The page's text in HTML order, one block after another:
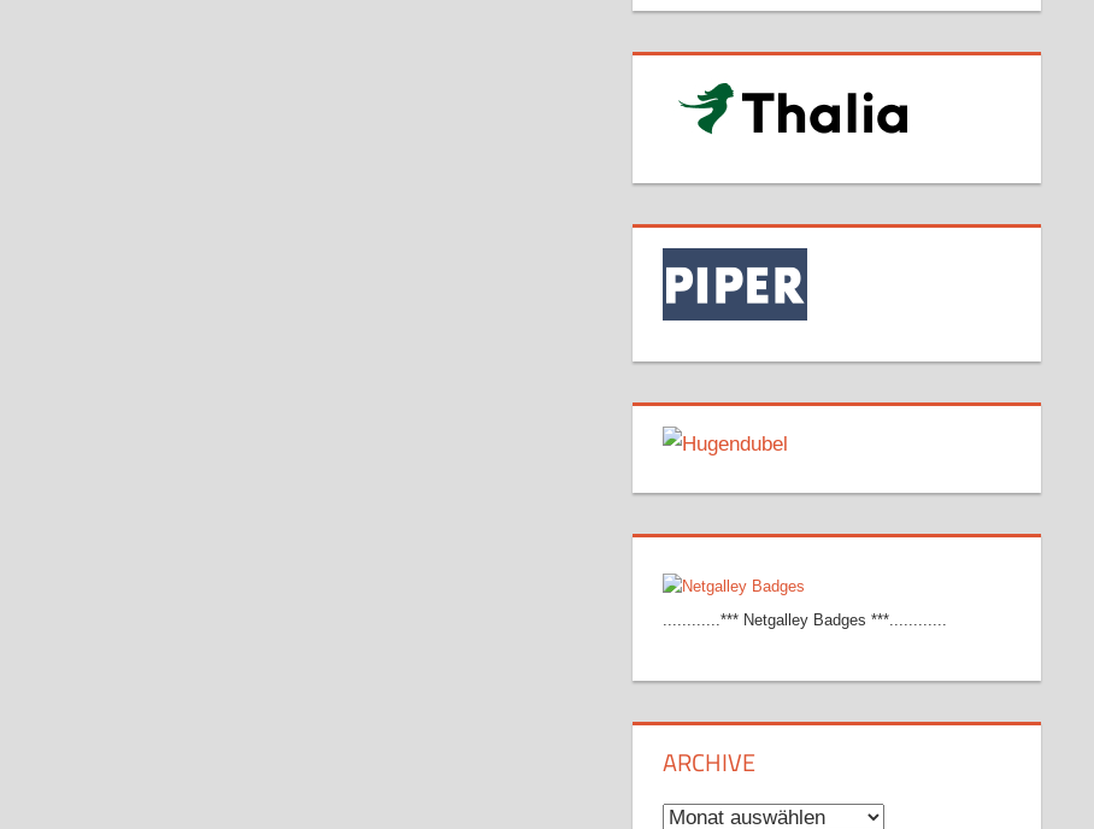
............*** Netgalley Badges ***............
ARCHIVE
Archive